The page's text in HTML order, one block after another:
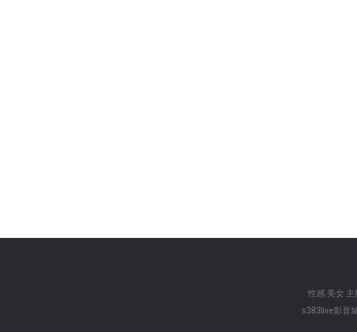
性感 美女 主
s383live影音